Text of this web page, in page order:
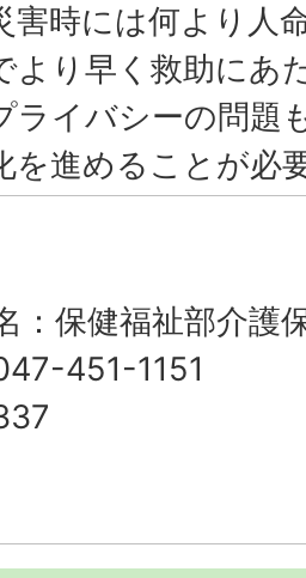
害時には何より人
より早く救助にあ
ライバシーの問題
を進めることが必
：保健福祉部介護
451-1151